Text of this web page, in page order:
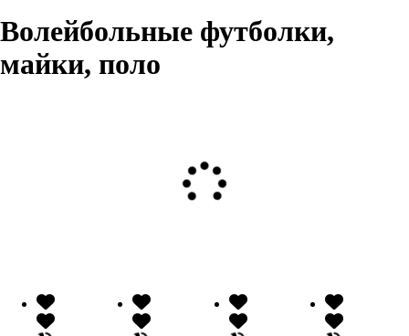
Волейбольные футболки,
майки, поло